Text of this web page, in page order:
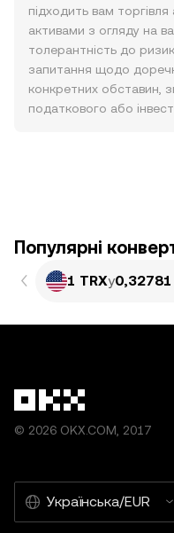
підходить вам
активами з огляду на
толерантність до
запитання щодо
конкретних обставин,
податкового або
Популярні
1 TRXу0,32781
© 2026 OKX.COM, 2017
Українська/EUR